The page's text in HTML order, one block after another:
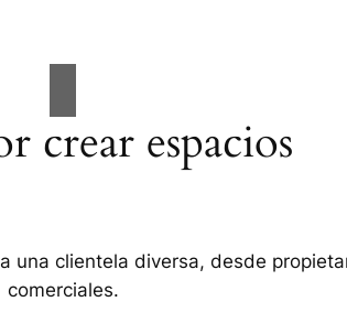
crear espacios
una clientela diversa, desde
comerciales.